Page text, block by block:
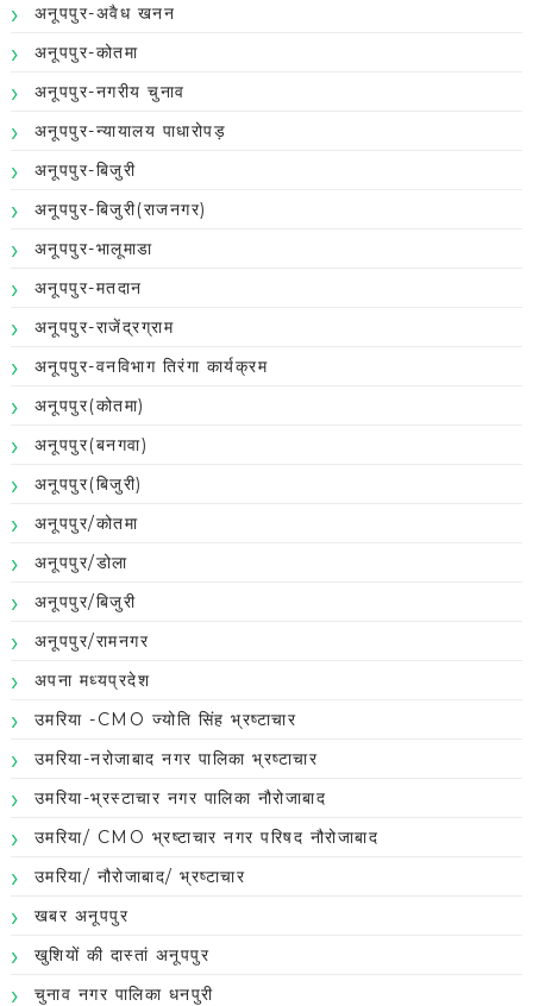
अनूपपुर-अवैध खनन
अनूपपुर-कोतमा
अनूपपुर-नगरीय चुनाव
अनूपपुर-न्यायालय पाधारोपड़
अनूपपुर-बिजुरी
अनूपपुर-बिजुरी(राजनगर)
अनूपपुर-भालूमाडा
अनूपपुर-मतदान
अनूपपुर-राजेंद्रग्राम
अनूपपुर-वनविभाग तिरंगा कार्यक्रम
अनूपपुर(कोतमा)
अनूपपुर(बनगवा)
अनूपपुर(बिजुरी)
अनूपपुर/कोतमा
अनूपपुर/डोला
अनूपपुर/बिजुरी
अनूपपुर/रामनगर
अपना मध्यप्रदेश
उमरिया -CMO ज्योति सिंह भ्रष्टाचार
उमरिया-नरोजाबाद नगर पालिका भ्रष्टाचार
उमरिया-भ्रस्टाचार नगर पालिका नौरोजाबाद
उमरिया/ CMO भ्रष्टाचार नगर परिषद नौरोजाबाद
उमरिया/ नौरोजाबाद/ भ्रष्टाचार
खबर अनूपपुर
खुशियों की दास्तां अनूपपुर
चुनाव नगर पालिका धनपुरी